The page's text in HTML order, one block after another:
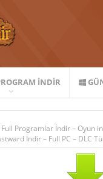
INDIR
Programlar İndir – Oyun
İndir – Full PC – DLC